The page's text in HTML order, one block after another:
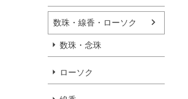
数珠・線香・ローソク
数珠・念珠
ローソク